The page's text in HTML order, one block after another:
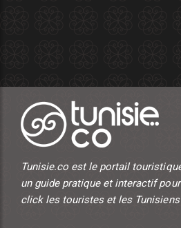
Tunisie.co est le portail
un guide pratique et interactif
click les touristes et les Tunisiens